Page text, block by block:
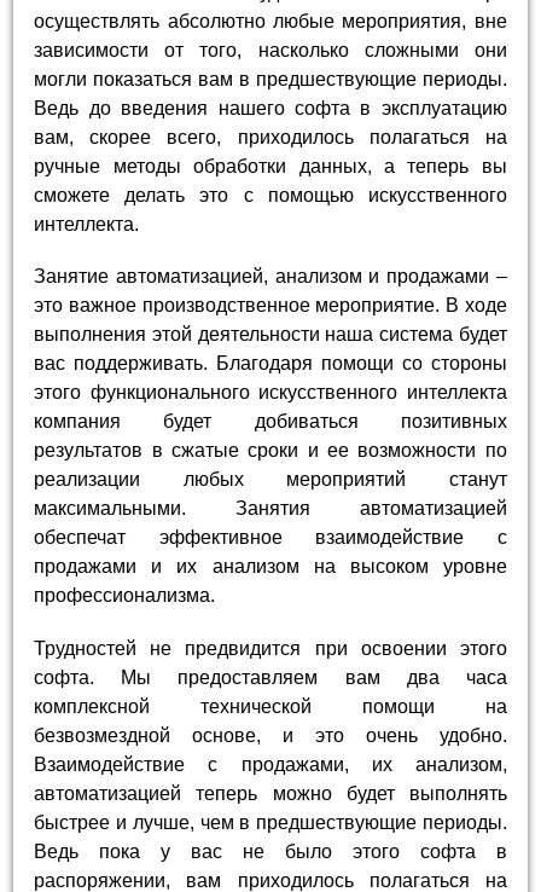
осуществлять абсолютно любые мероприятия, вне
зависимости от того, насколько сложными они
могли показаться вам в предшествующие периоды.
Ведь до введения нашего софта в эксплуатацию
вам, скорее всего, приходилось полагаться на
ручные методы обработки данных, а теперь вы
сможете делать это с помощью искусственного
интеллекта.
Занятие автоматизацией, анализом и продажами –
это важное производственное мероприятие. В ходе
выполнения этой деятельности наша система будет
вас поддерживать. Благодаря помощи со стороны
этого функционального искусственного интеллекта
компания будет добиваться позитивных
результатов в сжатые сроки и ее возможности по
реализации любых мероприятий станут
максимальными. Занятия автоматизацией
обеспечат эффективное взаимодействие с
продажами и их анализом на высоком уровне
профессионализма.
Трудностей не предвидится при освоении этого
софта. Мы предоставляем вам два часа
комплексной технической помощи на
безвозмездной основе, и это очень удобно.
Взаимодействие с продажами, их анализом,
автоматизацией теперь можно будет выполнять
быстрее и лучше, чем в предшествующие периоды.
Ведь пока у вас не было этого софта в
распоряжении, вам приходилось полагаться на